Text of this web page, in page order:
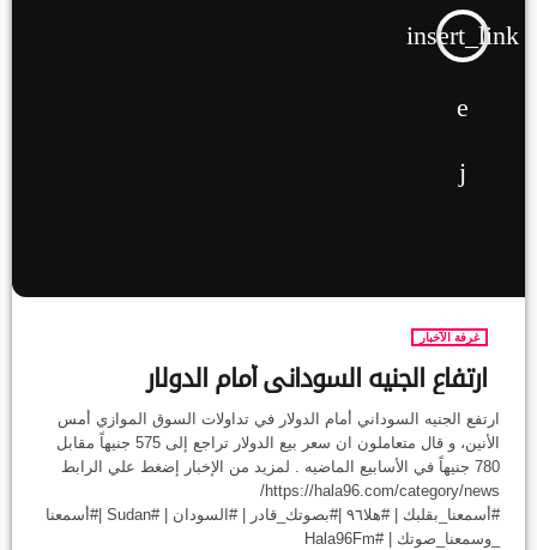
insert_link
غرفة الآخبار
ارتفاع الجنيه السوداني أمام الدولار
ارتفع الجنيه السوداني أمام الدولار في تداولات السوق الموازي أمس
الأنين، و قال متعاملون ان سعر بيع الدولار تراجع إلى 575 جنيهاً مقابل
780 جنيهاً في الأسابيع الماضيه . لمزيد من الإخبار إضغط علي الرابط
https://hala96.com/category/news/
#أسمعنا_بقلبك | #هلا٩٦ |#بصوتك_قادر | #السودان | #Sudan |#أسمعنا
_وسمعنا_صوتك | #Hala96Fm